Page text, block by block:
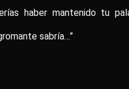
haber mantenido tu
sabría…”